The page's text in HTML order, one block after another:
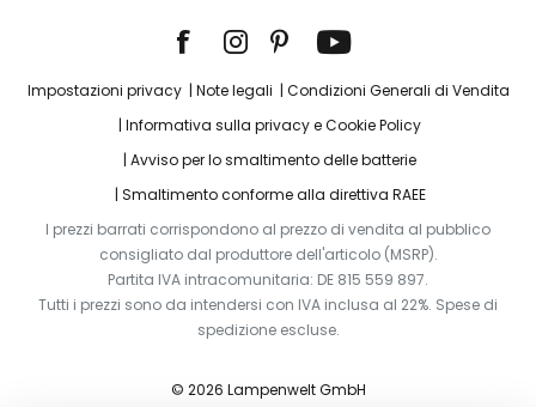
Impostazioni privacy Note legali
Condizioni Generali di Vendita
Informativa sulla privacy e Cookie Policy
Avviso per lo smaltimento delle batterie
Smaltimento conforme alla direttiva RAEE
I prezzi barrati corrispondono al prezzo di vendita al pubblico
consigliato dal produttore dell'articolo (MSRP).
Partita IVA intracomunitaria: DE 815 559 897.
Tutti i prezzi sono da intendersi con IVA inclusa al 22%. Spese di
spedizione escluse.
© 2026 Lampenwelt GmbH